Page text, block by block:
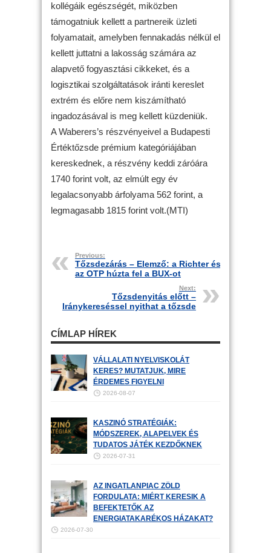
kollégáik egészségét, miközben
támogatniuk kellett a partnereik üzleti
folyamatait, amelyben fennakadás nélkül el
kellett juttatni a lakosság számára az
alapvető fogyasztási cikkeket, és a
logisztikai szolgáltatások iránti kereslet
extrém és előre nem kiszámítható
ingadozásával is meg kellett küzdeniük.
A Waberers’s részvényeivel a Budapesti
Értéktőzsde prémium kategóriájában
kereskednek, a részvény keddi záróára
1740 forint volt, az elmúlt egy év
legalacsonyabb árfolyama 562 forint, a
legmagasabb 1815 forint volt.(MTI)
Previous:
Tőzsdezárás – Elemző: a Richter és
az OTP húzta fel a BUX-ot
Next:
Tőzsdenyitás előtt –
Iránykereséssel nyithat a tőzsde
CÍMLAP HÍREK
VÁLLALATI NYELVISKOLÁT
KERES? MUTATJUK, MIRE
ÉRDEMES FIGYELNI
2026-08-07
KASZINÓ STRATÉGIÁK:
MÓDSZEREK, ALAPELVEK ÉS
TUDATOS JÁTÉK KEZDŐKNEK
2026-07-31
AZ INGATLANPIAC ZÖLD
FORDULATA: MIÉRT KERESIK A
BEFEKTETŐK AZ
ENERGIATAKARÉKOS HÁZAKAT?
2026-07-30